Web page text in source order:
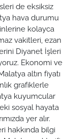
de eksiksiz
hava durumu
kolayca
vakitleri, ezan
Diyanet İşleri
Ekonomi ve
altın fiyatı
grafiklerle
kuyumcular
sosyal hayata
yer alır.
hakkında bilgi